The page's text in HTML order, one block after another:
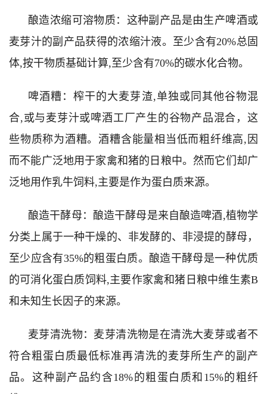
酿造浓缩可溶物质：这种副产品是由生产啤酒或
麦芽汁的副产品获得的浓缩汁液。至少含有20%总固
体,按干物质基础计算,至少含有70%的碳水化合物。
啤酒糟：榨干的大麦芽渣,单独或同其他谷物混
合,或与麦芽汁或啤酒工厂产生的谷物产品混合，这
些物质称为酒糟。酒糟含能量相当低而粗纤维高,因
而不能广泛地用于家禽和猪的日粮中。然而它们却广
泛地用作乳牛饲料,主要是作为蛋白质来源。
酿造干酵母：酿造干酵母是来自酿造啤酒,植物学
分类上属于一种干燥的、非发酵的、非浸提的酵母，
至少应含有35%的粗蛋白质。酿造干酵母是一种优质
的可消化蛋白质饲料,主要作家禽和猪日粮中维生素B
和未知生长因子的来源。
麦芽清洗物：麦芽清洗物是在清洗大麦芽或者不
符合粗蛋白质最低标准再清洗的麦芽所生产的副产
品。这种副产品约含18%的粗蛋白质和15%的粗纤